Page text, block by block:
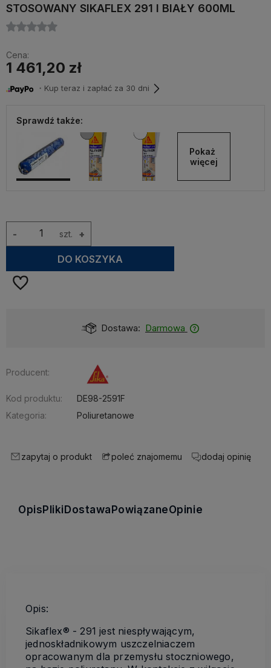
STOSOWANY SIKAFLEX 291 I BIAŁY 600ML
Cena:
1 461,20 zł
・Kup teraz i zapłać za 30 dni
Sprawdź także:
Pokaż
więcej
szt. +
-
DO KOSZYKA
Dostawa: Darmowa
Producent:
Kod produktu:
DE98-2591F
Kategoria:
Poliuretanowe
zapytaj o produkt poleć znajomemu dodaj opinię
OpisPlikiDostawaPowiązaneOpinie
Opis:
Sikaflex® - 291 jest niespływającym,
jednoskładnikowym uszczelniaczem
opracowanym dla przemysłu stoczniowego,